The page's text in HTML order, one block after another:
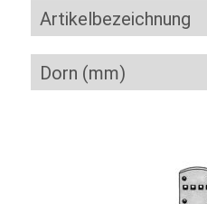
Artikelbezeichnung
Dorn (mm)